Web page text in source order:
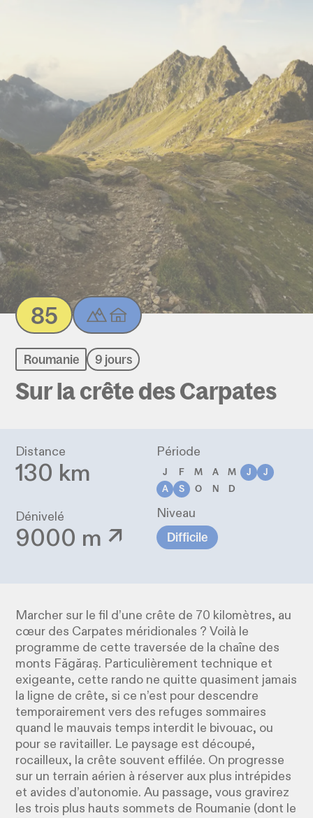
85
Roumanie 9 jours
Sur la crête des Carpates
Distance
130 km
Dénivelé
9000 m ↗
Période
J
F M A M J
J
A
S O N
D
Niveau
Difficile
Marcher sur le fil d’une crête de 70 kilomètres, au
cœur des Carpates méridionales ? Voilà le
programme de cette traversée de la chaîne des
monts Făgăraș. Particulièrement technique et
exigeante, cette rando ne quitte quasiment jamais
la ligne de crête, si ce n’est pour descendre
temporairement vers des refuges sommaires
quand le mauvais temps interdit le bivouac, ou
pour se ravitailler. Le paysage est découpé,
rocailleux, la crête souvent effilée. On progresse
sur un terrain aérien à réserver aux plus intrépides
et avides d’autonomie. Au passage, vous gravirez
les trois plus hauts sommets de Roumanie (dont le